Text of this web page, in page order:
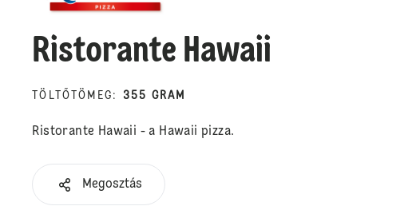
Ristorante Hawaii
TÖLTŐTÖMEG : 355 GRAM
Ristorante Hawaii - a Hawaii pizza.
Megosztás